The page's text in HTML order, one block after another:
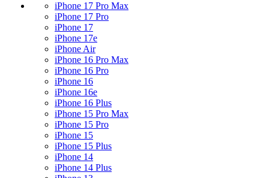
iPhone 17 Pro Max
iPhone 17 Pro
iPhone 17
iPhone 17e
iPhone Air
iPhone 16 Pro Max
iPhone 16 Pro
iPhone 16
iPhone 16e
iPhone 16 Plus
iPhone 15 Pro Max
iPhone 15 Pro
iPhone 15
iPhone 15 Plus
iPhone 14
iPhone 14 Plus